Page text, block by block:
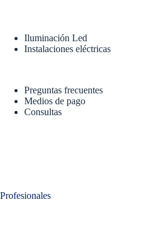
Iluminación Led
Instalaciones eléctricas
Preguntas frecuentes
Medios de pago
Consultas
Profesionales